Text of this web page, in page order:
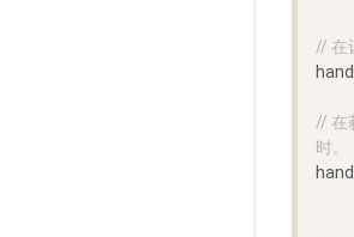
// 在
// 在
时。